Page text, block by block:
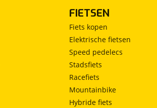
FIETSEN
Fiets kopen
Elektrische fietsen
Speed pedelecs
Stadsfiets
Racefiets
Mountainbike
Hybride fiets